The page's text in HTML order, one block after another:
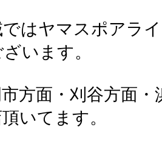
ではヤマスポアラ
います。
方面・刈谷方面
いてます。